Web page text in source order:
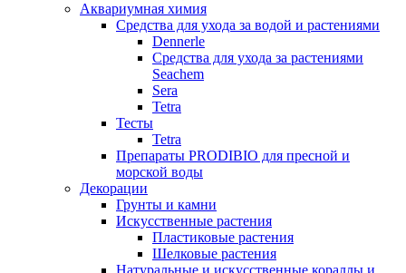
Аквариумная химия
Средства для ухода за водой и растениями
Dennerle
Средства для ухода за растениями
Seachem
Sera
Tetra
Тесты
Tetra
Препараты PRODIBIO для пресной и
морской воды
Декорации
Грунты и камни
Искусственные растения
Пластиковые растения
Шелковые растения
Натуральные и искусственные кораллы и